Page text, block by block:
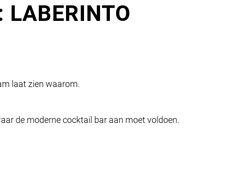
laat zien waarom.
de moderne cocktail bar aan moet voldoen.